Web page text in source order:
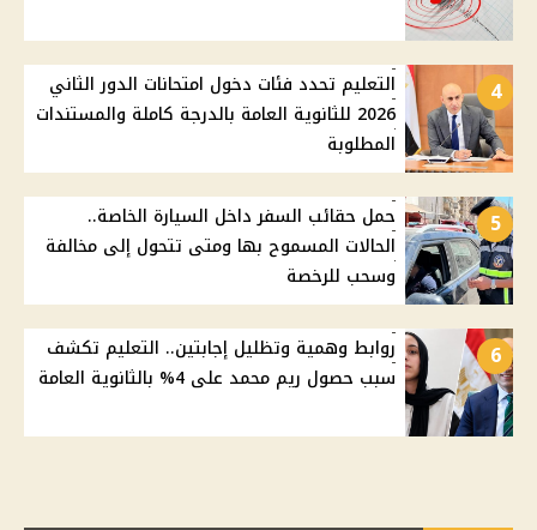
4
التعليم تحدد فئات دخول امتحانات الدور الثاني
2026 للثانوية العامة بالدرجة كاملة والمستندات
المطلوبة
5
حمل حقائب السفر داخل السيارة الخاصة..
الحالات المسموح بها ومتى تتحول إلى مخالفة
وسحب للرخصة
6
روابط وهمية وتظليل إجابتين.. التعليم تكشف
سبب حصول ريم محمد على 4% بالثانوية العامة